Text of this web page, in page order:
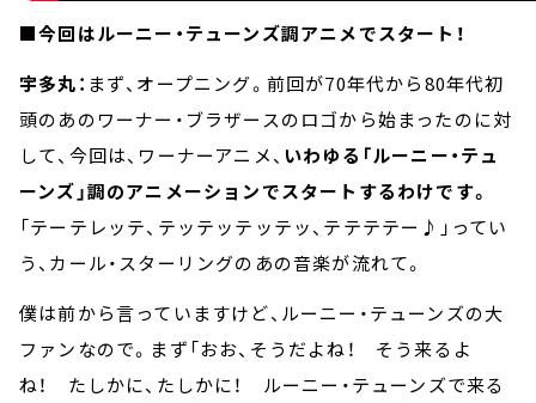
■今回はルーニー・テューンズ調アニメでスタート！
宇多丸： まず、オープニング。前回が70年代から80年代初
頭のあのワーナー・ブラザースのロゴから始まったのに対
して、今回は、ワーナーアニメ、 いわゆる「ルーニー・テュ
ーンズ」調のアニメーションでスタートするわけです。
「テーテレッテ、テッテッテッテッ、テテテテー♪」ってい
う、カール・スターリングのあの音楽が流れて。
僕は前から言っていますけど、ルーニー・テューンズの大
ファンなので。まず「おお、そうだよね！ そう来るよ
ね！ たしかに、たしかに！ ルーニー・テューンズで来る